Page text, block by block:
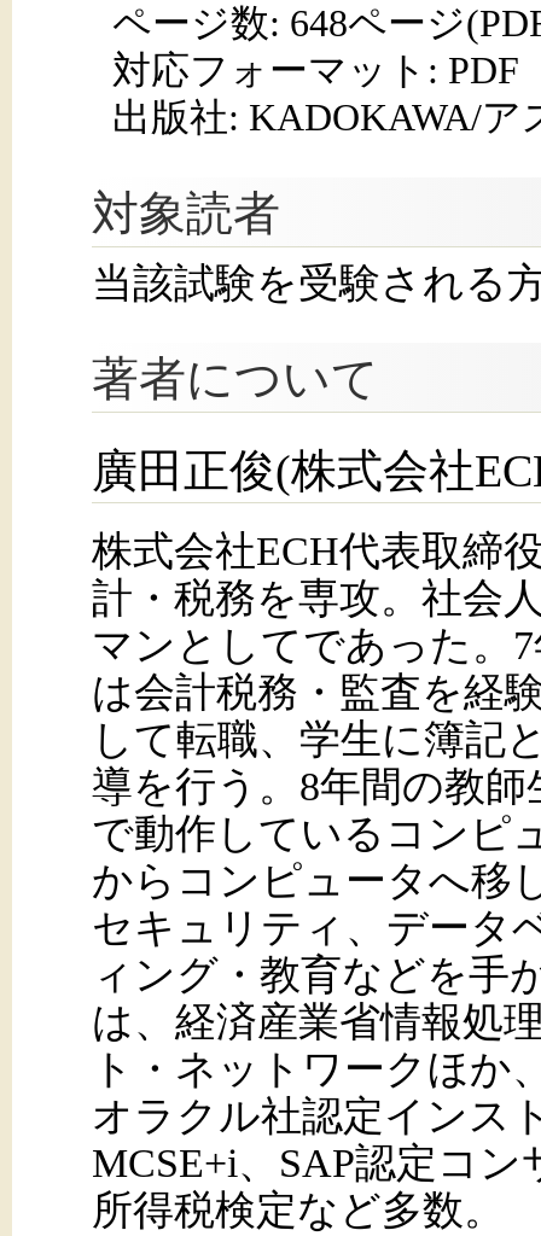
ページ数: 648ページ
対応フォーマット: PDF
出版社: KADOKAWA/
対象読者
当該試験を受験される
著者について
廣田正俊(株式会社
株式会社ECH代表取締
計・税務を専攻。社会
マンとしてであった。
は会計税務・監査を経
して転職、学生に簿記
導を行う。8年間の教師
で動作しているコンピ
からコンピュータへ移
セキュリティ、データ
ィング・教育などを手
は、経済産業省情報処
ト・ネットワークほか
オラクル社認定インス
MCSE+i、SAP認定コ
所得税検定など多数。